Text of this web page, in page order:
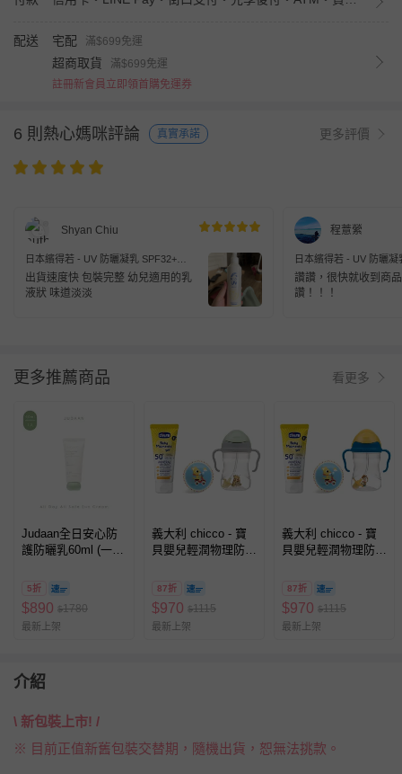
配送 宅配 滿$699免運
超商取貨
滿$699免運
註冊新會員立即領首購免運券
6 則熱心媽咪評論 真實承諾 更多評價
Shyan Chiu
日本繽得若 - UV 防曬凝乳 SPF32+
PA+++-220g
出貨速度快 包裝完整 幼兒適用的乳
液狀 味道淡淡
程薏縈
日本繽得若 - UV 防曬凝
PA+++-2026新包裝-200g
讚讚，很快就收到商
讚！！！
更多推薦商品 看更多
Judaan全日安心防
護防曬乳60ml (一
5折
$890 $1780
最新上架
義大利 chicco - 寶
貝嬰兒輕潤物理防曬
(SPF50+)75ml+B.BOX
升級版防漏PP水杯
240ml+DJECO發展
遊戲彈力球12cm隨
87折
$970 $1115
最新上架
義大利 chicco - 寶
貝嬰兒輕潤物理防曬
(SPF50+)75ml+B.BOX
升級版防漏PP水杯
240ml+DJECO發展
遊戲彈力球12cm隨
87折
$970 $1115
最新上架
介紹
\ 新包裝上市! /
※ 目前正值新舊包裝交替期，隨機出貨，恕無法挑款。